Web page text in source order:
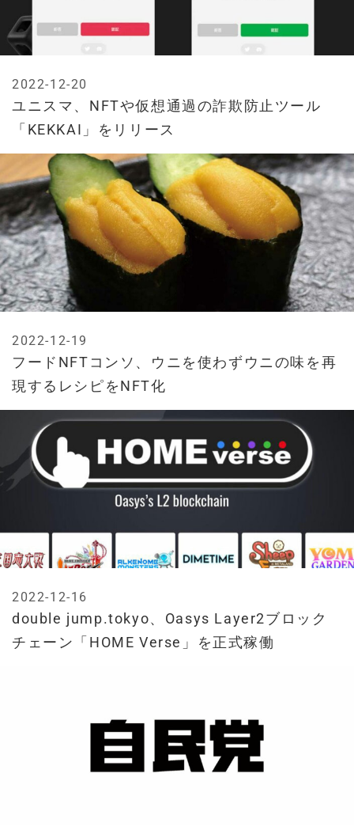
ユニスマ、NFTや仮想通過の詐欺防止ツール
「KEKKAI」をリリース
2022-12-20
フードNFTコンソ、ウニを使わずウニの味を再
現するレシピをNFT化
2022-12-19
double jump.tokyo、Oasys Layer2ブロック
チェーン「HOME Verse」を正式稼働
2022-12-16